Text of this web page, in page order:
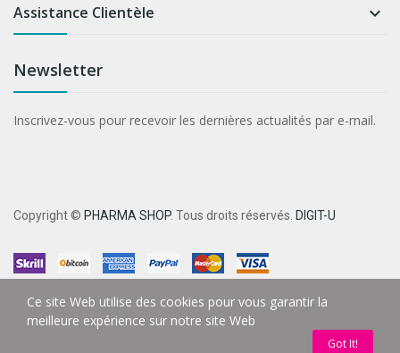
Assistance Clientèle 
Newsletter
Inscrivez-vous pour recevoir les dernières actualités par e-mail.
Copyright © PHARMA SHOP. Tous droits réservés. DIGIT-U
Ce site Web utilise des cookies pour vous garantir la
meilleure expérience sur notre site Web
Got It!